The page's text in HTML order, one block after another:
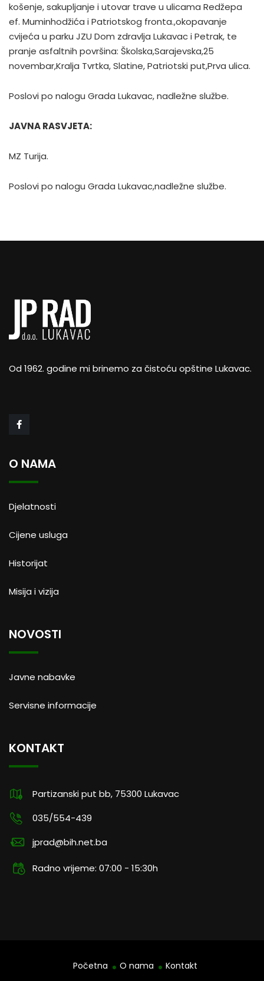
košenje, sakupljanje i utovar trave u ulicama Redžepa
ef. Muminhodžića i Patriotskog fronta.,okopavanje
cvijeća u parku JZU Dom zdravlja Lukavac i Petrak, te
pranje asfaltnih površina: Školska,Sarajevska,25
novembar,Kralja Tvrtka, Slatine, Patriotski put,Prva ulica.
Poslovi po nalogu Grada Lukavac, nadležne službe.
JAVNA RASVJETA:
MZ Turija.
Poslovi po nalogu Grada Lukavac,nadležne službe.
Od 1962. godine mi brinemo za čistoću opštine Lukavac.
O NAMA
Djelatnosti
Cijene usluga
Historijat
Misija i vizija
NOVOSTI
Javne nabavke
Servisne informacije
KONTAKT
Partizanski put bb, 75300 Lukavac
035/554-439
jprad@bih.net.ba
Radno vrijeme: 07:00 - 15:30h
Početna O nama Kontakt